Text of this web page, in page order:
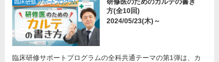
方(全10回)
2024/05/23(木)～
臨床研修サポートプログラムの全科共通テーマの第1弾は、カ